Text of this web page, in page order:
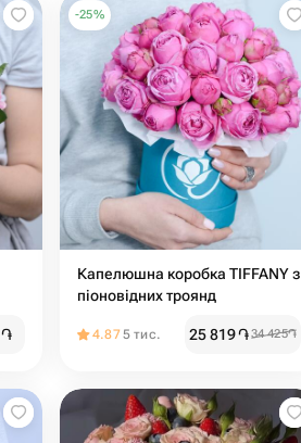
֏
-25%
Капелюшна коробка TIFFANY з
піоновідних троянд
4.875 тис. 25 819֏34 425֏